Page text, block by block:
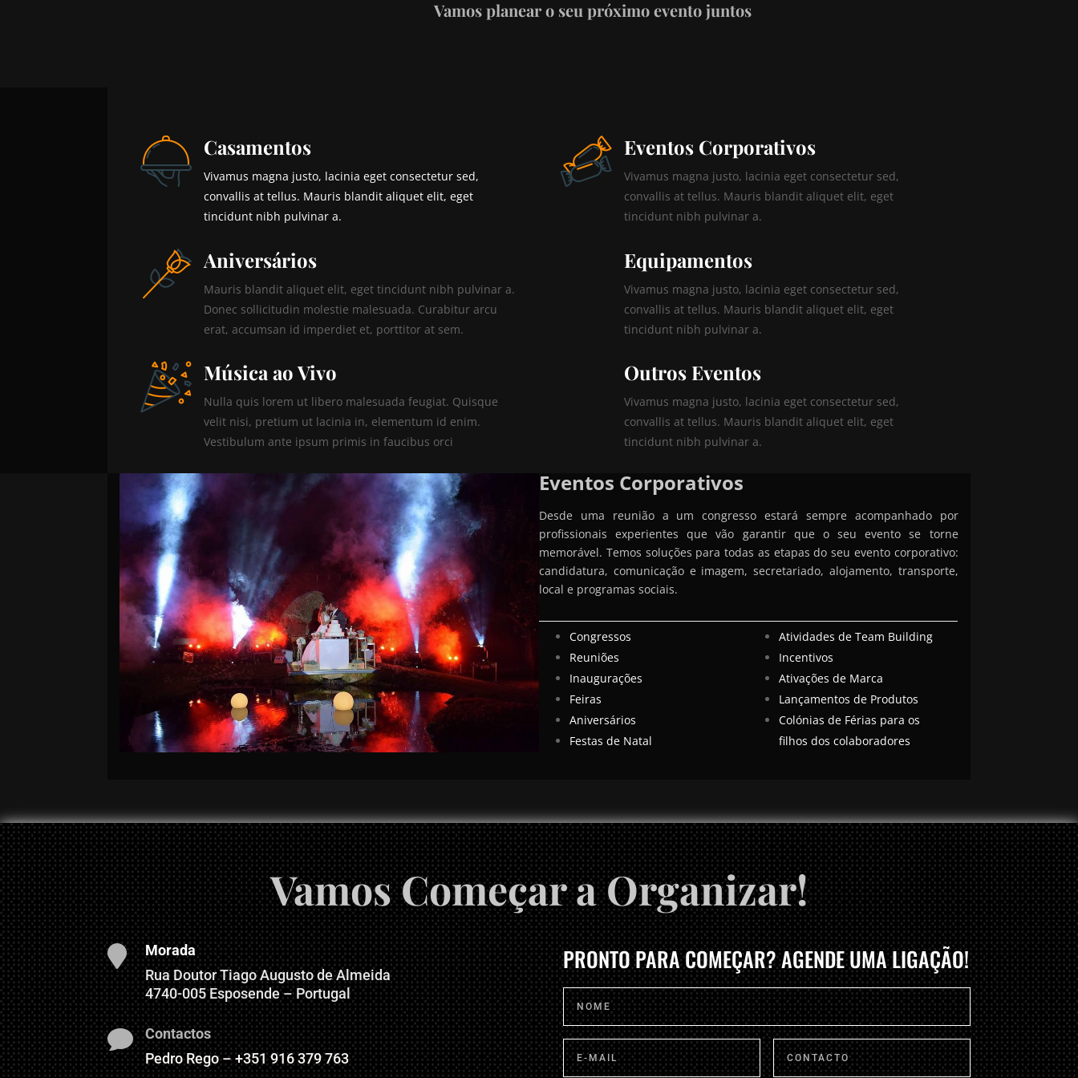
Vamos planear o seu próximo evento juntos
Casamentos
Vivamus magna justo, lacinia eget consectetur sed,
convallis at tellus. Mauris blandit aliquet elit, eget
tincidunt nibh pulvinar a.
Aniversários
Mauris blandit aliquet elit, eget tincidunt nibh pulvinar a.
Donec sollicitudin molestie malesuada. Curabitur arcu
erat, accumsan id imperdiet et, porttitor at sem.
Música ao Vivo
Nulla quis lorem ut libero malesuada feugiat. Quisque
velit nisi, pretium ut lacinia in, elementum id enim.
Vestibulum ante ipsum primis in faucibus orci
Eventos Corporativos
Vivamus magna justo, lacinia eget consectetur sed,
convallis at tellus. Mauris blandit aliquet elit, eget
tincidunt nibh pulvinar a.
Equipamentos
Vivamus magna justo, lacinia eget consectetur sed,
convallis at tellus. Mauris blandit aliquet elit, eget
tincidunt nibh pulvinar a.
Outros Eventos
Vivamus magna justo, lacinia eget consectetur sed,
convallis at tellus. Mauris blandit aliquet elit, eget
tincidunt nibh pulvinar a.
Eventos Corporativos
Desde uma reunião a um congresso estará sempre acompanhado por
profissionais experientes que vão garantir que o seu evento se torne
memorável. Temos soluções para todas as etapas do seu evento corporativo:
candidatura, comunicação e imagem, secretariado, alojamento, transporte,
local e programas sociais.
Congressos
Reuniões
Inaugurações
Feiras
Aniversários
Festas de Natal
Atividades de Team Building
Incentivos
Ativações de Marca
Lançamentos de Produtos
Colónias de Férias para os
filhos dos colaboradores
Vamos Começar a Organizar!

Morada
Rua Doutor Tiago Augusto de Almeida
4740-005 Esposende – Portugal

Contactos
Pedro Rego – +351 916 379 763
PRONTO PARA COMEÇAR? AGENDE UMA LIGAÇÃO!